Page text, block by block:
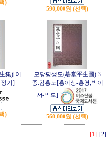
)
590,000원 (선택)
集)[이
기]
)
모당평생도(慕堂平生圖) 3
종:김홍도[홍이상-홍영,박이
서-박로]
560,000원 (선택)
[1] [2]